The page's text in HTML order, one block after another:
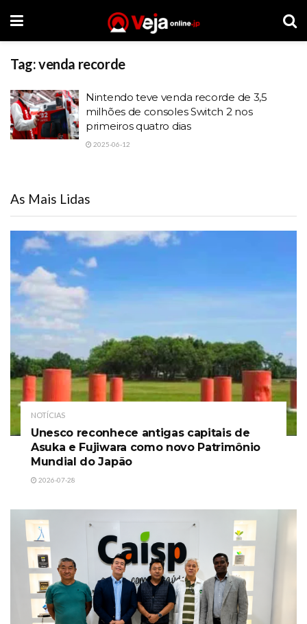
Tag:venda recorde
Nintendo teve venda recorde de 3,5
milhões de consoles Switch 2 nos
primeiros quatro dias
2025-06-12
As Mais Lidas
NOTÍCIAS
Unesco reconhece antigas capitais de
Asuka e Fujiwara como novo Patrimônio
Mundial do Japão
2026-07-28